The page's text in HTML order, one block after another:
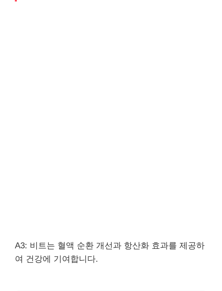
A3: 비트는 혈액 순환 개선과 항산화 효과를 제공하
여 건강에 기여합니다.